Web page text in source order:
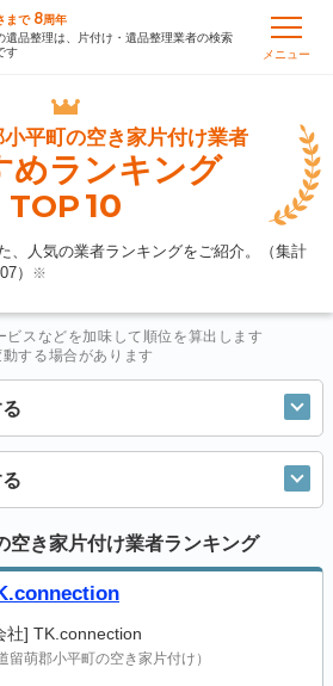
まで 8周年
遺品整理は、片付け・遺品整理業者の検索
す
メニュー
平町の空き家片付け業者
めランキング
TOP10
、人気の業者ランキングをご紹介。（集計
） ※
スなどを加味して順位を算出します
する場合があります
空き家片付け業者ランキング
社] TK.connection
留萌郡小平町の空き家片付け）